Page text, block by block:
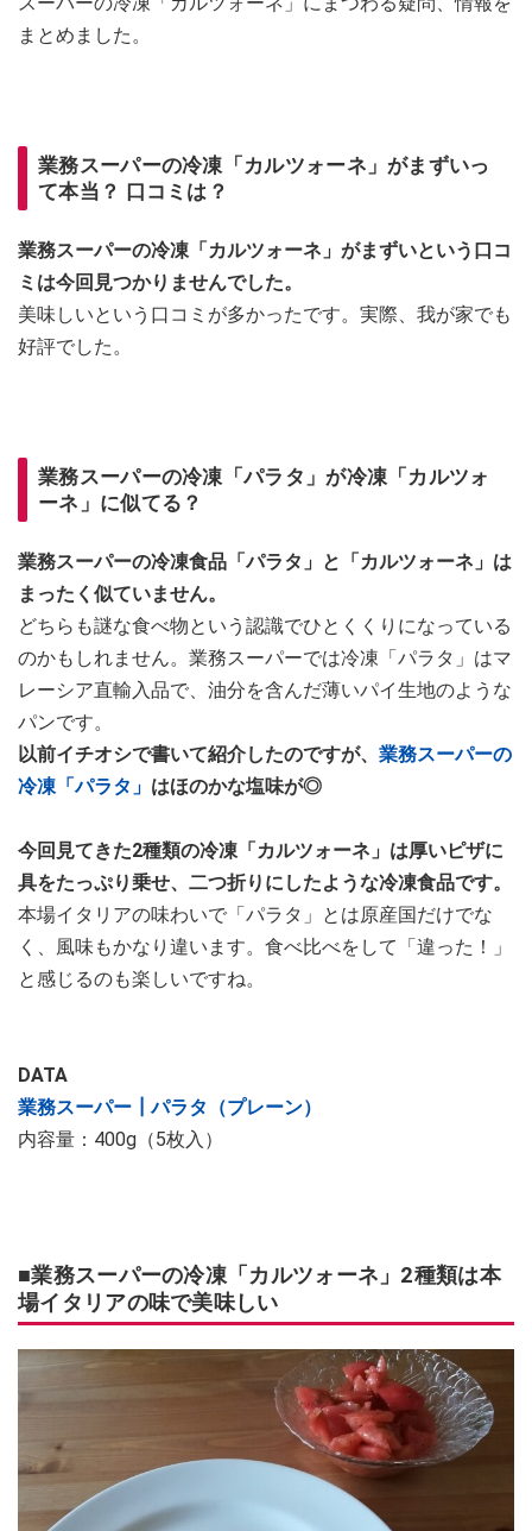
まとめました。
業務スーパーの冷凍「カルツォーネ」がまずいっ
て本当？ 口コミは？
業務スーパーの冷凍「カルツォーネ」がまずいという口コ
ミは今回見つかりませんでした。
美味しいという口コミが多かったです。実際、我が家でも
好評でした。
業務スーパーの冷凍「パラタ」が冷凍「カルツォ
ーネ」に似てる？
業務スーパーの冷凍食品「パラタ」と「カルツォーネ」は
まったく似ていません。
どちらも謎な食べ物という認識でひとくくりになっている
のかもしれません。業務スーパーでは冷凍「パラタ」はマ
レーシア直輸入品で、油分を含んだ薄いパイ生地のような
パンです。
以前イチオシで書いて紹介したのですが、 業務スーパーの
冷凍「パラタ」 はほのかな塩味が◎
今回見てきた2種類の冷凍「カルツォーネ」は厚いピザに
具をたっぷり乗せ、二つ折りにしたような冷凍食品です。
本場イタリアの味わいで「パラタ」とは原産国だけでな
く、風味もかなり違います。食べ比べをして「違った！」
と感じるのも楽しいですね。
DATA
業務スーパー┃パラタ（プレーン）
内容量：400g（5枚入）
■業務スーパーの冷凍「カルツォーネ」2種類は本
場イタリアの味で美味しい